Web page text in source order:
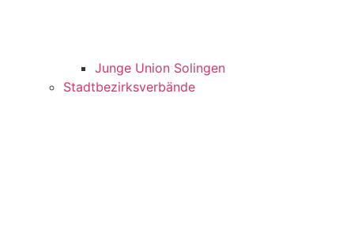
Jun­ge Uni­on Solingen
Stadt­be­zirks­ver­bän­de